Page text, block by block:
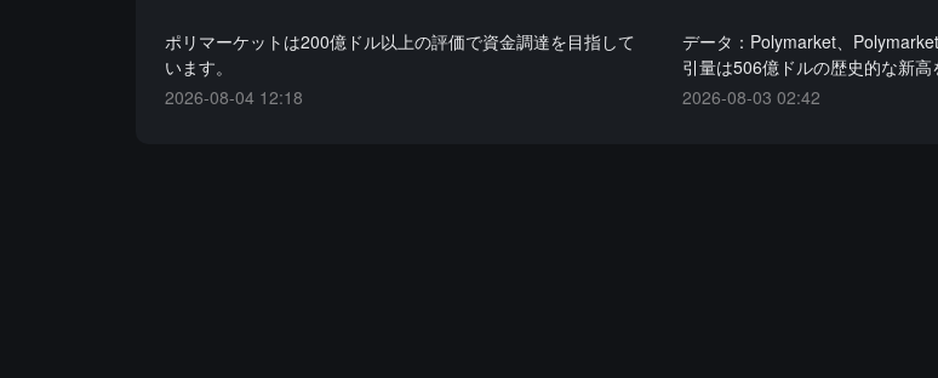
ポリマーケットは200億ドル以上の評価で資金調達を目指して
います。
2026-08-04 12:18
データ：Polymarket、
引量は506億ドルの歴史的な新高
2026-08-03 02:42